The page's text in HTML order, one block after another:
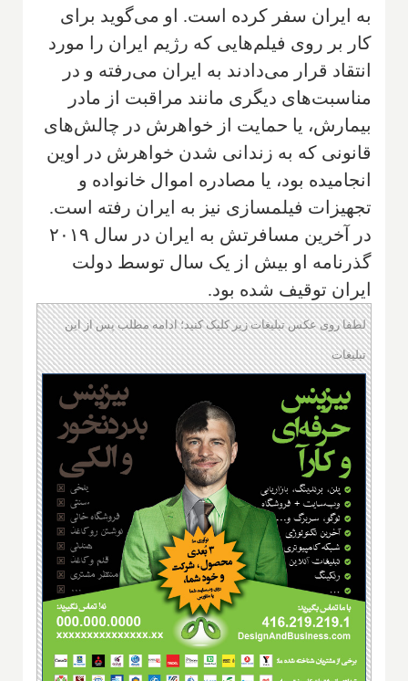
به ایران سفر کرده است. او می‌گوید برای
کار بر روی فیلم‌هایی که رژیم ایران را مورد
انتقاد قرار می‌دادند به ایران می‌رفته و در
مناسبت‌های دیگری مانند مراقبت از مادر
بیمارش، یا حمایت از خواهرش در چالش‌های
قانونی که به زندانی شدن خواهرش در اوین
انجامیده بود، یا مصادره اموال خانواده و
تجهیزات فیلمسازی نیز به ایران رفته است.
در آخرین مسافرتش به ایران در سال ۲۰۱۹
گذرنامه او بیش از یک سال توسط دولت
ایران توقیف شده بود.
لطفا روی عکس تبلیغات زیر کلیک کنید؛ ادامه مطلب پس از این
تبلیغات